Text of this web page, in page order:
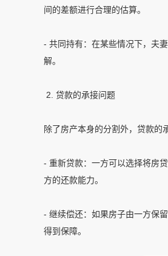
间的差额进行合理的估算。
- 共同持有：在某些情况下，夫
解。
2. 贷款的承接问题
除了房产本身的分割外，贷款的
- 重新贷款：一方可以选择将房
方的还款能力。
- 继续偿还：如果房子由一方保
得到保障。